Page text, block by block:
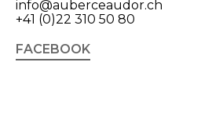
info@auberceaudor.ch
+41 (0)22 310 50 80
FACEBOOK